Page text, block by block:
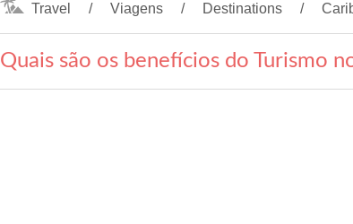
Travel Viagens Destinations
Quais são os benefícios do Turismo